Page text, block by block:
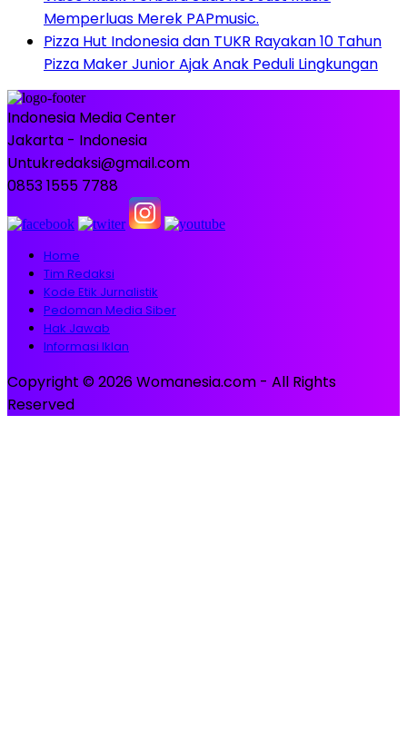
Memperluas Merek PAPmusic.
Pizza Hut Indonesia dan TUKR Rayakan 10 Tahun
Pizza Maker Junior Ajak Anak Peduli Lingkungan
Indonesia Media Center
Jakarta - Indonesia
Untukredaksi@gmail.com
0853 1555 7788
Home
Tim Redaksi
Kode Etik Jurnalistik
Pedoman Media Siber
Hak Jawab
Informasi Iklan
Copyright © 2026 Womanesia.com - All Rights
Reserved